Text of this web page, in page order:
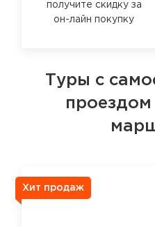
получите скидку за
он-лайн покупку
Туры с
проездом
Хит продаж